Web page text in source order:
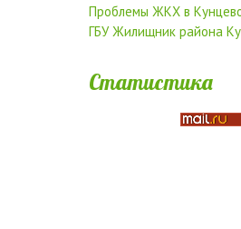
Проблемы ЖКХ в
ГБУ Жилищник района
Статистика